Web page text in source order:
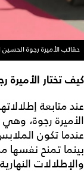
حقائب الأميرة رجوة
كيف تختار الأميرة
عند متابعة
عندما تكون
بينما تمنح نفسها
والإطلالات